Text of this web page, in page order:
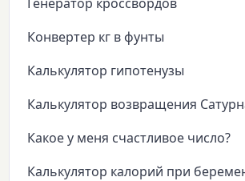
Конвертер кг в фунты
Калькулятор гипотенузы
Калькулятор возвращения
Какое у меня счастливое число?
Калькулятор калорий при